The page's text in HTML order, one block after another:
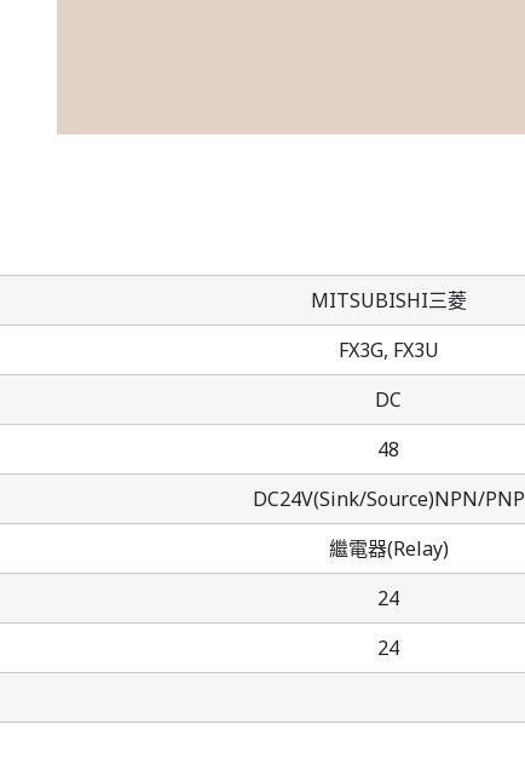
MITSUBISHI三菱
FX3G, FX3U
DC
48
DC24V(Sink/Source)NPN/PNP
繼電器(Relay)
24
24